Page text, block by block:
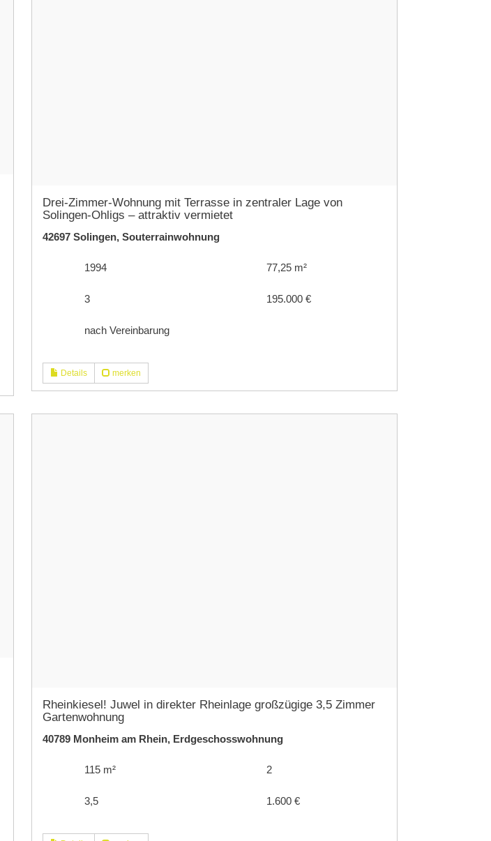
Drei-Zimmer-Wohnung mit Terrasse in zentraler Lage von
Solingen-Ohligs – attraktiv vermietet
42697 Solingen, Souterrainwohnung
1994 77,25 m²
3 195.000 €
nach Vereinbarung
Details merken
Rheinkiesel! Juwel in direkter Rheinlage großzügige 3,5 Zimmer
Gartenwohnung
40789 Monheim am Rhein, Erdgeschosswohnung
115 m² 2
3,5 1.600 €